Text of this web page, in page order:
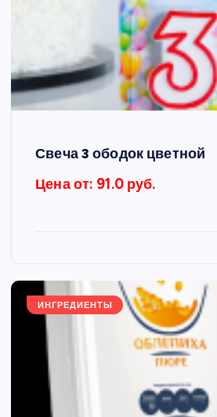
Свеча 3 ободок цветной
Цена от: 91.0 руб.
ИНГРЕДИЕНТЫ